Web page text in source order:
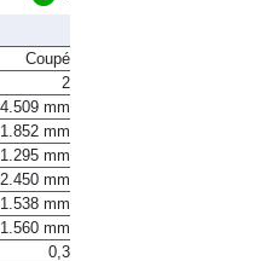
Coupé
2
4.509 mm
1.852 mm
1.295 mm
2.450 mm
1.538 mm
1.560 mm